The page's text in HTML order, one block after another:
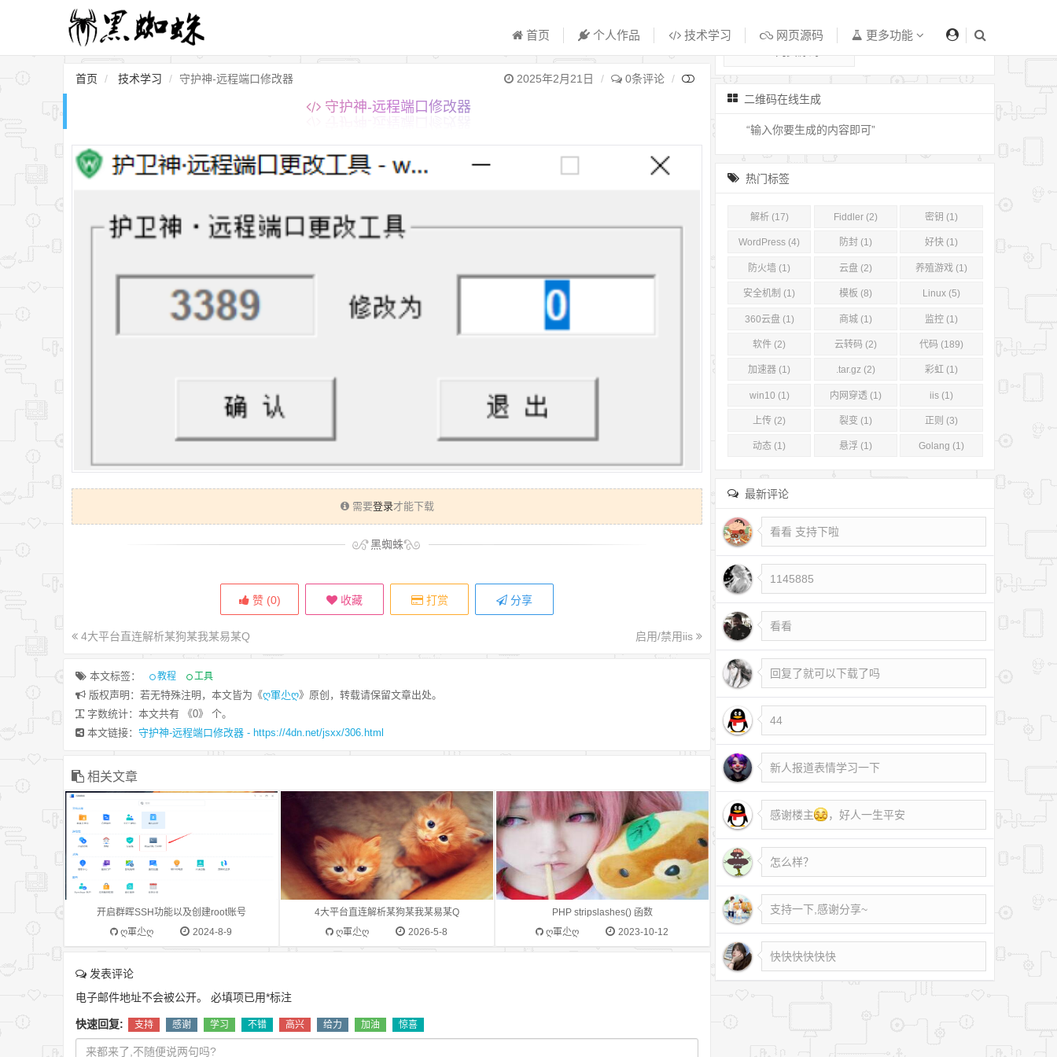
首页 个人作品 技术学习 网页源码 更多功能
首页 技术学习 守护神-远程端口修改器 2025年2月21日 0条评论
守护神-远程端口修改器
需要登录才能下载
黑蜘蛛
赞 (0) 收藏 打赏 分享
4大平台直连解析某狗某我某易某Q 启用/禁用iis
本文标签： 教程 工具
版权声明：若无特殊注明，本文皆为《ღ軍尐ღ》原创，转载请保留文章出处。
字数统计：本文共有 《0》 个。
本文链接： 守护神-远程端口修改器 - https://4dn.net/jsxx/306.html
相关文章
以DS918+ 的7.2版本为例第一步，开启
SSH控制面板–》 终端机和SNMP ==》
启动SSH功能，并设置端口保存。第二
步，开启root账号第一次登录使用你平常
登录的群晖账号。登录ssh==》sudo -i
（切换root用户，提示输入用户密码）
==》 synouser --setpw root 密码 （设置
root密码）。切换最高权限账号命令：
sudo -i注意上面命令后，输入的是你当
前登录的账号的密码设置root密码命令：
synouser --setpw root 你的密码还需要
设置 PermitRootLogin vi
/etc/ssh/sshd_config找到这一行
#PermitRootLogin prohibit-password并
编辑模式；按Esc键退出编辑模式；然后
输入:wq保存退出；输入:q!放弃保存。保
存退出后需要重启群晖生效。reboot
开启群晖SSH功能以及创建root账号
ღ軍尐ღ
2024-8-9
请求参数说明：名称必填描述示例token
idid=D95AE3CC810BB62D28505AE1510C329Ftype
是local/kg/wy/kw/qqtype=kg响应结果说
态码：200成功/0失败msgString是状态
对应描述dataobject是歌曲信息，失败为
空 urlstring是歌曲地址typestring是歌曲
格式类型sizeInt是歌曲文件大小brInt是歌
曲音质请求示例：数据
源： https://music.4dn.net/api/v2/url?
token=bba54a3a3964b4fc9068efd9e655ba32&id=D95AE3CC810BB62D28505AE1510C329F&type=kg
返回示例：{ "msg": "获取成功", "data": {
"url":
"http:\/\/fsandroid.kugou.com\/202504072105\/34a44d9682811c9afea03279327743fa\/v3\/d95ae3cc810bb62d28505ae1510c329f\/yp\/full\/
128 }, "code": 200 }
4大平台直连解析某狗某我某易某Q
ღ軍尐ღ
2026-5-8
由 addslashes() 函数添加的反斜杠。提
HTML 表单中取回的数据。
PHP stripslashes() 函数
ღ軍尐ღ
2023-10-12
发表评论
电子邮件地址不会被公开。
必填项已用*标注
快速回复: 支持 感谢 学习 不错 高兴 给力 加油 惊喜
二维码在线生成
热门标签
解析 (17) Fiddler (2) 密钥 (1)
WordPress (4) 防封 (1) 好快 (1)
防火墙 (1) 云盘 (2) 养殖游戏 (1)
安全机制 (1) 模板 (8) Linux (5)
360云盘 (1) 商城 (1) 监控 (1)
软件 (2) 云转码 (2) 代码 (189)
加速器 (1) .tar.gz (2) 彩虹 (1)
win10 (1) 内网穿透 (1) iis (1)
上传 (2) 裂变 (1) 正则 (3)
动态 (1) 悬浮 (1) Golang (1)
最新评论
看看 支持下啦
1145885
看看
回复了就可以下载了吗
44
新人报道表情学习一下
感谢楼主 ，好人一生平安
怎么样？
支持一下,感谢分享~
快快快快快快